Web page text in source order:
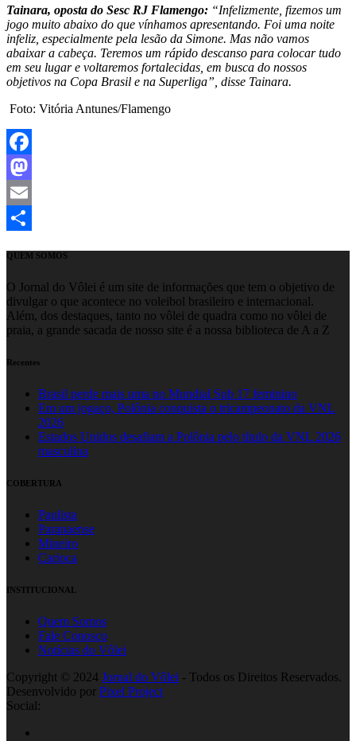
Tainara, oposta do Sesc RJ Flamengo: “Infelizmente, fizemos um
jogo muito abaixo do que vínhamos apresentando. Foi uma noite
infeliz, especialmente pela lesão da Simone. Mas não vamos
abaixar a cabeça. Teremos um rápido descanso para colocar tudo
em seu lugar e voltaremos fortalecidas, em busca do nossos
objetivos na Copa Brasil e na Superliga”, disse Tainara.
Foto: Vitória Antunes/Flamengo
Facebook
Mastodon
Email
QUEM SOMOS
O Jornal do Vôlei é um site de informações que tem o objetivo de
divulgar o que acontece no voleibol brasileiro e internacional.
Além, dos destaques, tanto no vôlei de quadra como no vôlei de
praia, a grande sacada de nosso site é a nossa biblioteca de A a Z
Recentes
Brasil perde mais uma no Mundial Sub 17 feminino
Em um jogaço, Polônia conquista o tricampeonato da VNL
2026
Estados Unidos desafiam a Polônia pelo título da VNL 2026
masculina
COBERTURA
Paulista
Paranaense
Mineiro
Carioca
INSTITUCIONAL
Quem Somos
Fale Conosco
Notícias do Vôlei
Copyright © 2024 Jornal do Vôlei - Todos os Direitos Reservados.
Desenvolvido por Pixel Project
Social: